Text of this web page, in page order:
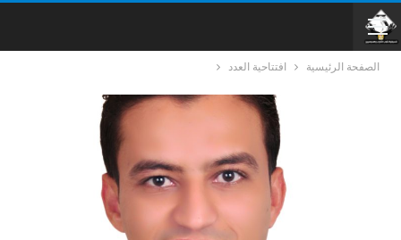
الصفحة الرئيسية افتتاحية العدد